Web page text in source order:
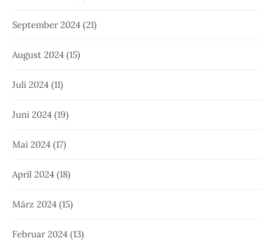
September 2024 (21)
August 2024 (15)
Juli 2024 (11)
Juni 2024 (19)
Mai 2024 (17)
April 2024 (18)
März 2024 (15)
Februar 2024 (13)